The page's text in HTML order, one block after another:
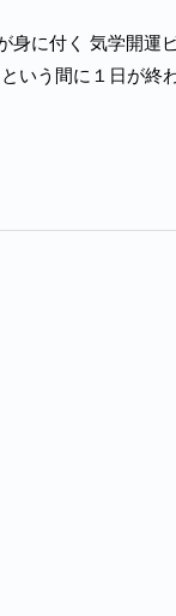
に付く 気学開運
いう間に１日が終